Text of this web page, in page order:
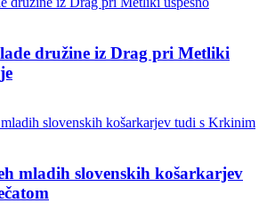
družine iz Drag pri Metliki
mladih slovenskih košarkarjev